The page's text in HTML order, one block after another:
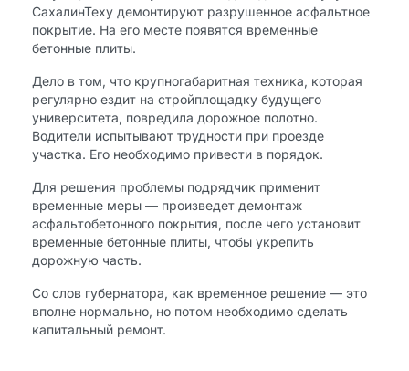
СахалинТеху демонтируют разрушенное асфальтное
покрытие. На его месте появятся временные
бетонные плиты.
Дело в том, что крупногабаритная техника, которая
регулярно ездит на стройплощадку будущего
университета, повредила дорожное полотно.
Водители испытывают трудности при проезде
участка. Его необходимо привести в порядок.
Для решения проблемы подрядчик применит
временные меры — произведет демонтаж
асфальтобетонного покрытия, после чего установит
временные бетонные плиты, чтобы укрепить
дорожную часть.
Со слов губернатора, как временное решение — это
вполне нормально, но потом необходимо сделать
капитальный ремонт.